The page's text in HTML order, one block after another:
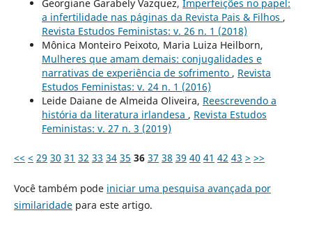
Georgiane Garabely Vazquez, Imperfeições no papel:
a infertilidade nas páginas da Revista Pais & Filhos ,
Revista Estudos Feministas: v. 26 n. 1 (2018)
Mônica Monteiro Peixoto, Maria Luiza Heilborn,
Mulheres que amam demais: conjugalidades e
narrativas de experiência de sofrimento , Revista
Estudos Feministas: v. 24 n. 1 (2016)
Leide Daiane de Almeida Oliveira, Reescrevendo a
história da literatura irlandesa , Revista Estudos
Feministas: v. 27 n. 3 (2019)
<< < 29 30 31 32 33 34 35 36 37 38 39 40 41 42 43 > >>
Você também pode iniciar uma pesquisa avançada por
similaridadepara este artigo.